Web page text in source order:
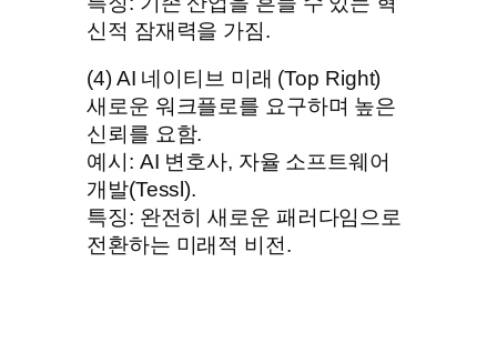
신적 잠재력을 가짐.
(4) AI 네이티브 미래 (Top Right)
새로운 워크플로를 요구하며 높은
신뢰를 요함.
예시: AI 변호사, 자율 소프트웨어
개발(Tessl).
특징: 완전히 새로운 패러다임으로
전환하는 미래적 비전.